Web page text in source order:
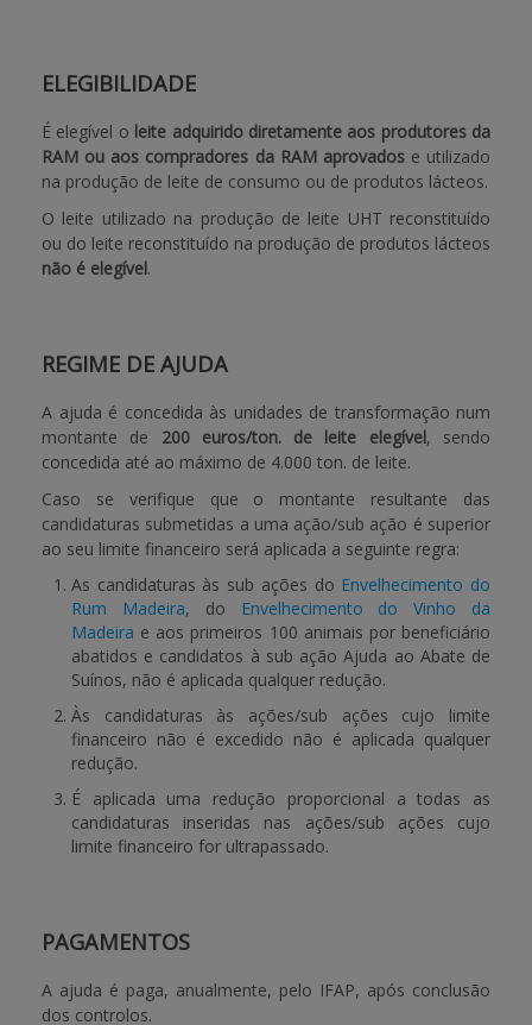
ELEGIBILIDADE
É elegível o leite adquirido diretamente aos produtores da
RAM ou aos compradores da RAM aprovadose utilizado
na produção de leite de consumo ou de produtos lácteos.
O leite utilizado na produção de leite UHT reconstituído
ou do leite reconstituído na produção de produtos lácteos
não é elegível.
REGIME DE AJUDA
A ajuda é concedida às unidades de transformação num
montante de 200 euros/ton. de leite elegível, sendo
concedida até ao máximo de 4.000 ton. de leite.
Caso se verifique que o montante resultante das
candidaturas submetidas a uma ação/sub ação é superior
ao seu limite financeiro será aplicada a seguinte regra:
As candidaturas às sub ações do Envelhecimento do
Rum Madeira, do
Envelhecimento do Vinho da
Madeira e aos primeiros 100 animais por beneficiário
abatidos e candidatos à sub açãoAjuda ao Abate de
Suínos, não é aplicada qualquer redução.
Às candidaturas às ações/sub ações cujo limite
financeiro não é excedido não é aplicada qualquer
redução.
É aplicada uma redução proporcional a todas as
candidaturas inseridas nas ações/sub ações cujo
limite financeiro for ultrapassado.
PAGAMENTOS
A ajuda é paga, anualmente, pelo IFAP, após conclusão
dos controlos.